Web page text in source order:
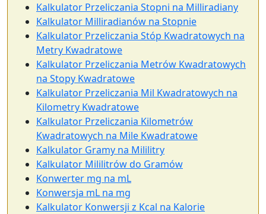
Kalkulator Przeliczania Stopni na Milliradiany
Kalkulator Milliradianów na Stopnie
Kalkulator Przeliczania Stóp Kwadratowych na
Metry Kwadratowe
Kalkulator Przeliczania Metrów Kwadratowych
na Stopy Kwadratowe
Kalkulator Przeliczania Mil Kwadratowych na
Kilometry Kwadratowe
Kalkulator Przeliczania Kilometrów
Kwadratowych na Mile Kwadratowe
Kalkulator Gramy na Mililitry
Kalkulator Mililitrów do Gramów
Konwerter mg na mL
Konwersja mL na mg
Kalkulator Konwersji z Kcal na Kalorie